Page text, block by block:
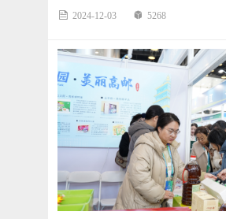
作人员马小霞随同
 2024-12-03  5268